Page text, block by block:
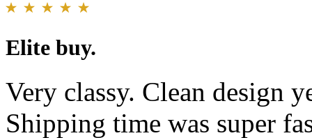
Elite buy.
Very classy. Clean design
Shipping time was super